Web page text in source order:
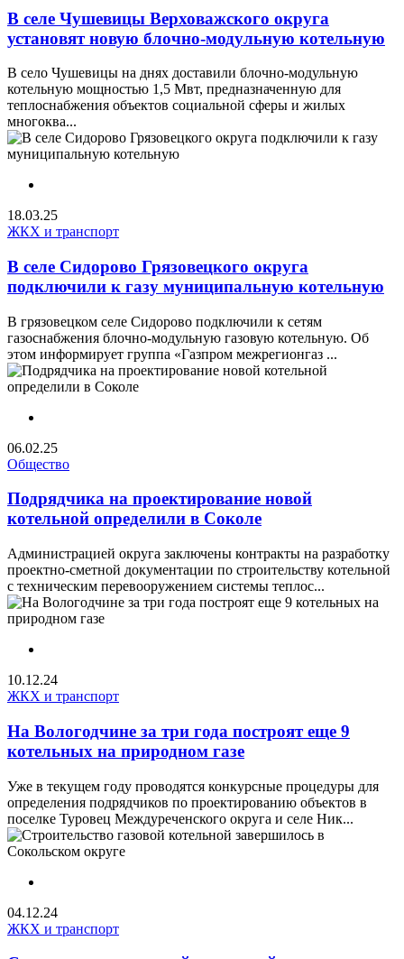
В селе Чушевицы Верховажского округа
установят новую блочно-модульную котельную
В село Чушевицы на днях доставили блочно-модульную
котельную мощностью 1,5 Мвт, предназначенную для
теплоснабжения объектов социальной сферы и жилых
многоква...
18.03.25
ЖКХ и транспорт
В селе Сидорово Грязовецкого округа
подключили к газу муниципальную котельную
В грязовецком селе Сидорово подключили к сетям
газоснабжения блочно-модульную газовую котельную. Об
этом информирует группа «Газпром межрегионгаз ...
06.02.25
Общество
Подрядчика на проектирование новой
котельной определили в Соколе
Администрацией округа заключены контракты на разработку
проектно-сметной документации по строительству котельной
с техническим перевооружением системы теплос...
10.12.24
ЖКХ и транспорт
На Вологодчине за три года построят еще 9
котельных на природном газе
Уже в текущем году проводятся конкурсные процедуры для
определения подрядчиков по проектированию объектов в
поселке Туровец Междуреченского округа и селе Ник...
04.12.24
ЖКХ и транспорт